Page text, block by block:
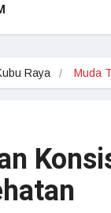
Raya Muda